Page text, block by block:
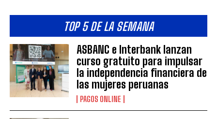
TOP 5 DE LA SEMANA
ASBANC e Interbank lanzan
curso gratuito para impulsar
la independencia financiera de
las mujeres peruanas
PAGOS ONLINE